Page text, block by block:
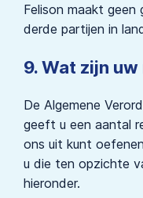
Felison maakt geen
derde partijen in
9. Wat zijn
De Algemene
geeft u een aantal
ons uit kunt
u die ten opzichte
hieronder.